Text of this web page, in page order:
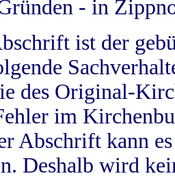
- in
ist der
des Original-
im
Abschrift kann
Deshalb wird